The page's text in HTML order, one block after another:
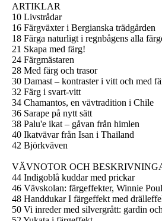
ARTIKLAR
10 Livstrådar
16 Färgväxter i Bergianska trädgården
18 Färga naturligt i regnbågens alla
21 Skapa med färg!
24 Färgmästaren
28 Med färg och trasor
30 Damast – kontraster i vitt och med
32 Färg i svart-vitt
34 Chamantos, en vävtradition i Chile
36 Sarape på nytt sätt
38 Palu'e ikat – gåvan från himlen
40 Ikatvävar från Isan i Thailand
42 Björkväven
VÄVNOTOR OCH
44 Indigoblå kuddar med prickar
46 Vävskolan: färgeffekter, Winnie
48 Handdukar I färgeffekt med
50 Vi inreder med silvergrått: gardin